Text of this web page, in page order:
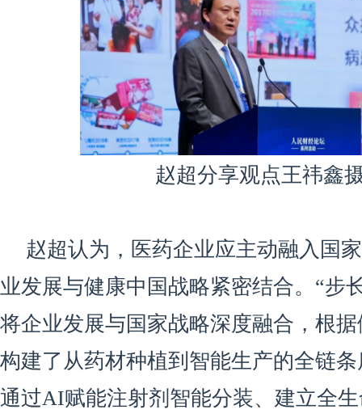
赵超分享观点王祎鑫
赵超认为，医药企业应主动融入国
业发展与健康中国战略紧密结合。“步
将企业发展与国家战略深度融合，根
构建了从药材种植到智能生产的全链
通过AI赋能注射剂智能分装、建立全